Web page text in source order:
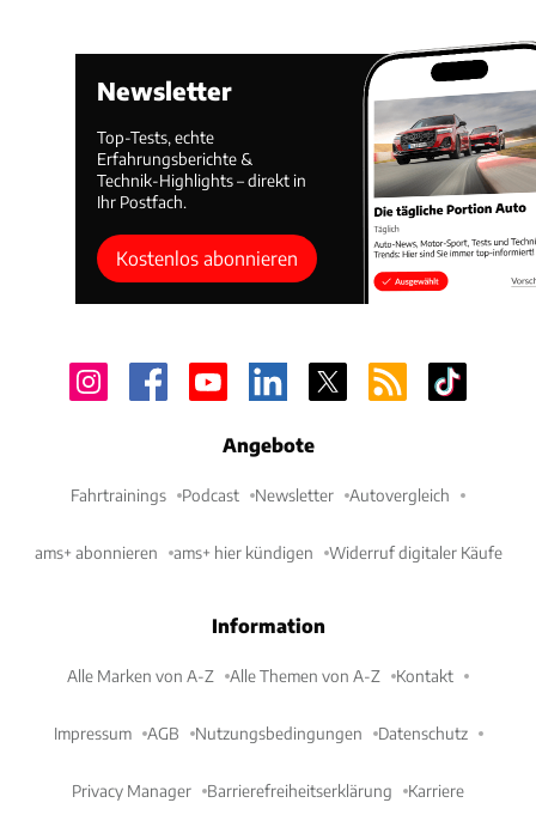
Newsletter
Top-Tests, echte
Erfahrungsberichte &
Technik-Highlights – direkt in
Ihr Postfach.
Kostenlos abonnieren
Angebote
Fahrtrainings Podcast Newsletter Autovergleich
ams+ abonnieren ams+ hier kündigen Widerruf digitaler Käufe
Information
Alle Marken von A-Z Alle Themen von A-Z Kontakt
Impressum AGB Nutzungsbedingungen Datenschutz
Privacy Manager Barrierefreiheitserklärung Karriere